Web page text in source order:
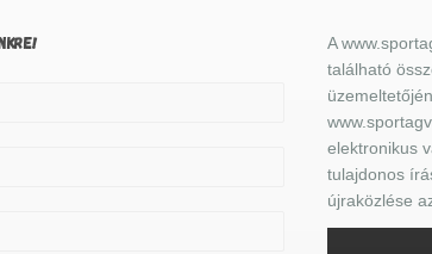
A
található
elektronikus
tulajdonos
újraközlése